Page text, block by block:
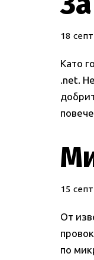
18
Като
.net.
15
От
по